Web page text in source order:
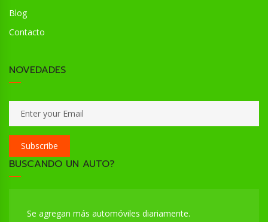
Blog
Contacto
NOVEDADES
Subscribe
BUSCANDO UN AUTO?
Se agregan más automóviles diariamente.